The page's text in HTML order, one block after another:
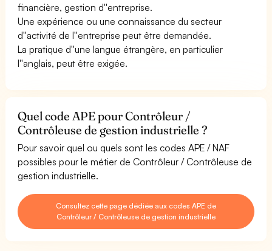
financière, gestion d''entreprise.
Une expérience ou une connaissance du secteur
d''activité de l''entreprise peut être demandée.
La pratique d''une langue étrangère, en particulier
l''anglais, peut être exigée.
Quel code APE pour Contrôleur /
Contrôleuse de gestion industrielle ?
Pour savoir quel ou quels sont les codes APE / NAF
possibles pour le métier de Contrôleur / Contrôleuse de
gestion industrielle.
Consultez cette page dédiée aux codes APE de
Contrôleur / Contrôleuse de gestion industrielle